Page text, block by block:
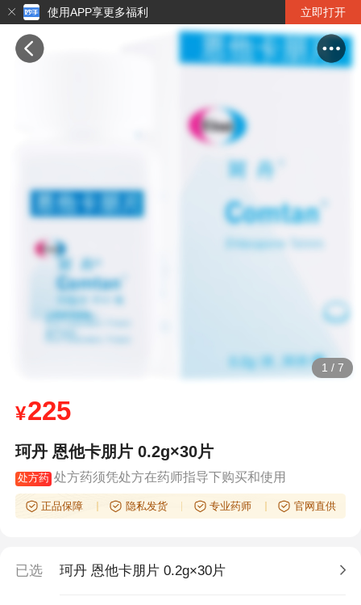
使用APP享更多福利 立即打开
1 / 7
¥225
珂丹 恩他卡朋片 0.2g×30片
处方药 处方药须凭处方在药师指导下购买和使用
正品保障 隐私发货 专业药师 官网直供
已选 珂丹 恩他卡朋片 0.2g×30片